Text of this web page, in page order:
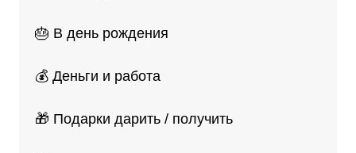
🎂 В день рождения
💰 Деньги и работа
🎁 Подарки дарить / получить